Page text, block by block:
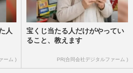
人
ーム )
宝くじ当たる人だけがやってい
ること、教えます
PR(合同会社デジタルファーム )